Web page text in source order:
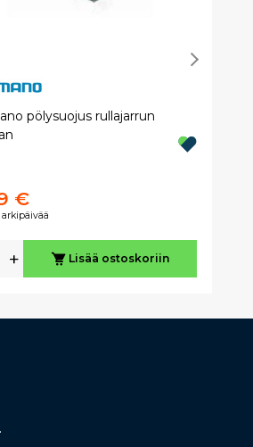
pölysuojus rullajarrun
€
arkipäivää
+ Lisää ostoskoriin